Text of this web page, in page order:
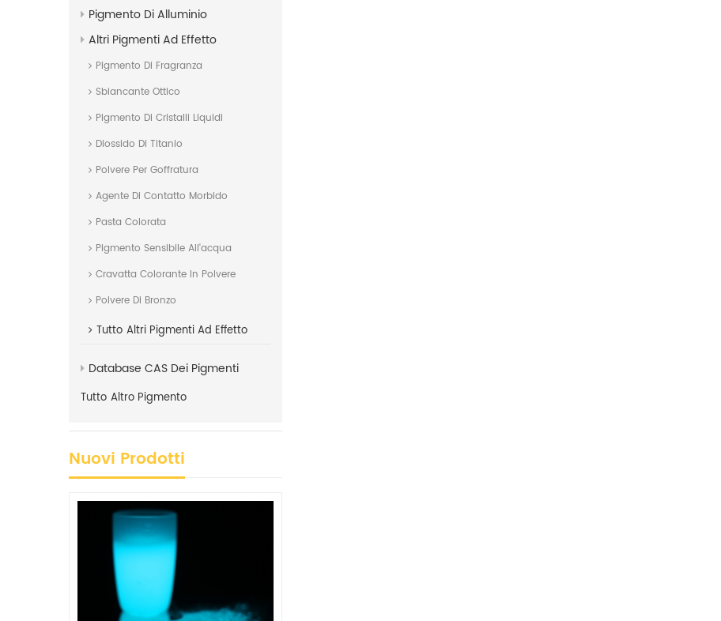
Pigmento Di Alluminio
Altri Pigmenti Ad Effetto
Pigmento Di Fragranza
Sbiancante Ottico
Pigmento Di Cristalli Liquidi
Diossido Di Titanio
Polvere Per Goffratura
Agente Di Contatto Morbido
Pasta Colorata
Pigmento Sensibile All'acqua
Cravatta Colorante In Polvere
Polvere Di Bronzo
Tutto Altri Pigmenti Ad Effetto
Database CAS Dei Pigmenti
Tutto Altro Pigmento
Nuovi Prodotti